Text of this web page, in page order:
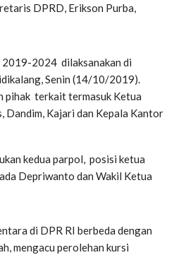
DPRD, Erikson Purba,
2024 dilaksanakan di
Senin (14/10/2019).
pihak terkait termasuk Ketua
Dandim, Kajari dan Kepala Kantor
kedua parpol, posisi ketua
Depriwanto dan Wakil Ketua
di DPR RI berbeda dengan
mengacu perolehan kursi